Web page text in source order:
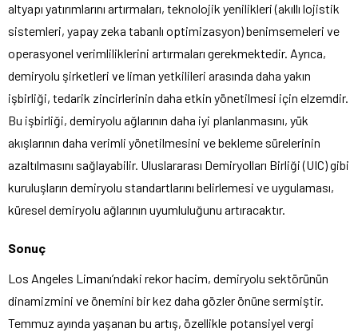
altyapı yatırımlarını artırmaları, teknolojik yenilikleri (akıllı lojistik
sistemleri, yapay zeka tabanlı optimizasyon) benimsemeleri ve
operasyonel verimliliklerini artırmaları gerekmektedir. Ayrıca,
demiryolu şirketleri ve liman yetkilileri arasında daha yakın
işbirliği, tedarik zincirlerinin daha etkin yönetilmesi için elzemdir.
Bu işbirliği, demiryolu ağlarının daha iyi planlanmasını, yük
akışlarının daha verimli yönetilmesini ve bekleme sürelerinin
azaltılmasını sağlayabilir. Uluslararası Demiryolları Birliği (UIC) gibi
kuruluşların demiryolu standartlarını belirlemesi ve uygulaması,
küresel demiryolu ağlarının uyumluluğunu artıracaktır.
Sonuç
Los Angeles Limanı’ndaki rekor hacim, demiryolu sektörünün
dinamizmini ve önemini bir kez daha gözler önüne sermiştir.
Temmuz ayında yaşanan bu artış, özellikle potansiyel vergi